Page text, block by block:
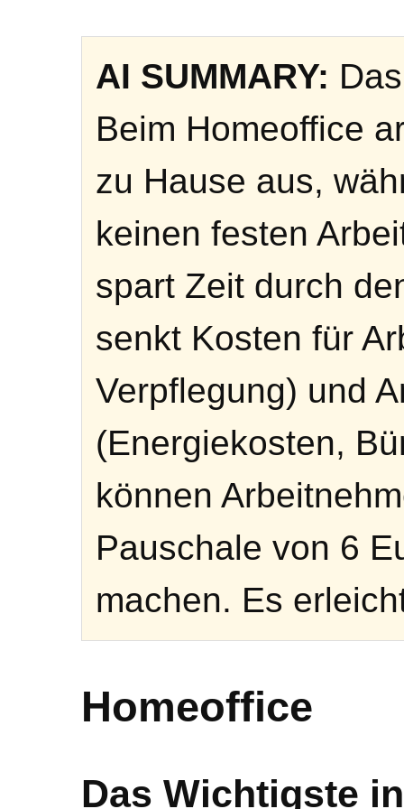
AI SUMMARY:
Beim Homeoffice
zu Hause aus,
keinen festen
spart Zeit durch
senkt Kosten für
Verpflegung) und
(Energiekosten,
können
Pauschale von 6
machen. Es
Homeoffice
Das Wichtigste